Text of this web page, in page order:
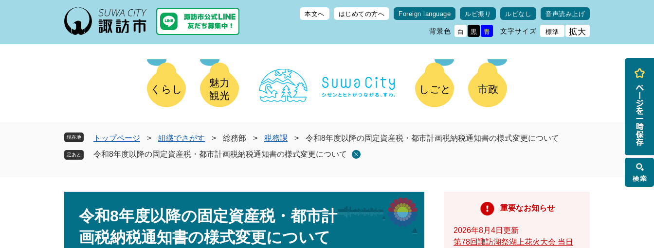
本文へ はじめての方へ Foreign language ルビ振り ルビなし 音声読み上げ
背景色 白 黒 青 文字サイズ 標準 拡大
くらし
魅力
観光
しごと 市政
現在地 トップページ > 組織でさがす > 総務部 > 税務課 >
令和8年度以降の固定資産税・都市計画税納税通知書の様式変更について
令和8年度以降の固定資産税・都市計画税納税通知書の様式変更について
令和8年度以降の固定資産税・都市計
画税納税通知書の様式変更について
重要なお知らせ
2026年8月4日更新
第78回諏訪湖祭湖上花火大会 当日